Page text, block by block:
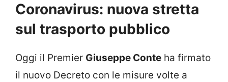
Coronavirus: nuova stretta
sul trasporto pubblico
Oggi il Premier Giuseppe Conte ha firmato
il nuovo Decreto con le misure volte a